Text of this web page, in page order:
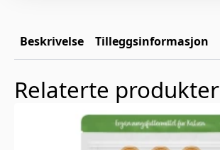
Beskrivelse Tilleggsinformasjon
Relaterte produkter